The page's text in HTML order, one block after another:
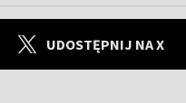
UDOSTĘPNIJ NA X